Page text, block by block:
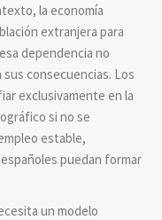
la economía
extranjera para
dependencia no
consecuencias. Los
exclusivamente en la
si no se
estable,
puedan formar
un modelo